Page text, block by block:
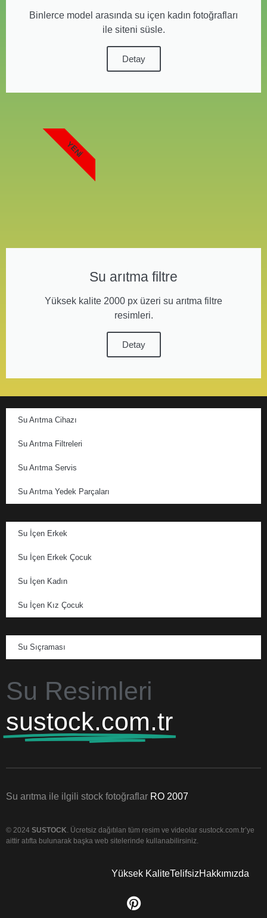
Binlerce model arasında su içen kadın fotoğrafları
ile siteni süsle.
Detay
Su arıtma filtre
Yüksek kalite 2000 px üzeri su arıtma filtre
resimleri.
Detay
YENI
Su Arıtma Cihazı
Su Arıtma Filtreleri
Su Arıtma Servis
Su Arıtma Yedek Parçaları
Su İçen Erkek
Su İçen Erkek Çocuk
Su İçen Kadın
Su İçen Kız Çocuk
Su Sıçraması
Su Resimleri
sustock.com.tr
Su arıtma ile ilgili stock fotoğraflar RO 2007
© 2024 SUSTOCK . Ücretsiz dağıtılan tüm resim ve videolar sustock.com.tr’ye
aittir atıfta bulunarak başka web sitelerinde kullanabilirsiniz.
Yüksek KaliteTelifsizHakkımızda